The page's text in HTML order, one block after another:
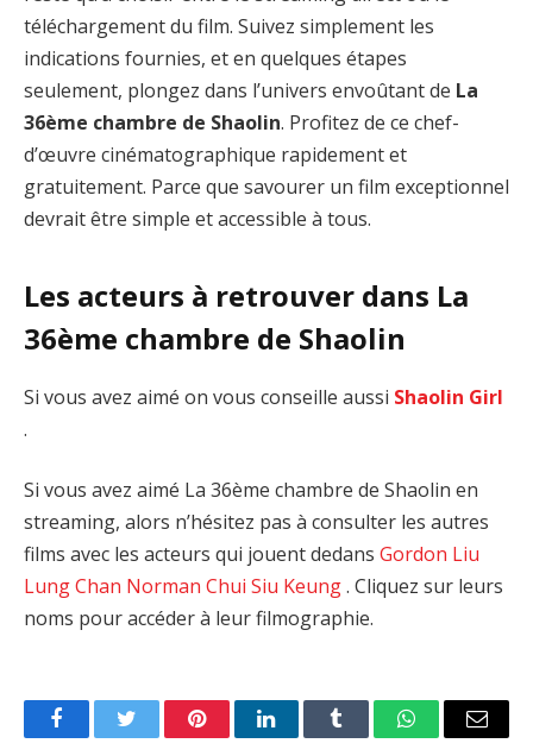
téléchargement du film. Suivez simplement les
indications fournies, et en quelques étapes
seulement, plongez dans l’univers envoûtant de La
36ème chambre de Shaolin. Profitez de ce chef-
d’œuvre cinématographique rapidement et
gratuitement. Parce que savourer un film exceptionnel
devrait être simple et accessible à tous.
Les acteurs à retrouver dans La
36ème chambre de Shaolin
Si vous avez aimé on vous conseille aussi Shaolin Girl
.
Si vous avez aimé La 36ème chambre de Shaolin en
streaming, alors n’hésitez pas à consulter les autres
films avec les acteurs qui jouent dedans Gordon Liu
Lung Chan Norman Chui Siu Keung. Cliquez sur leurs
noms pour accéder à leur filmographie.
FacebookTwitter PinterestLinkedInTumblr WhatsAppEmail